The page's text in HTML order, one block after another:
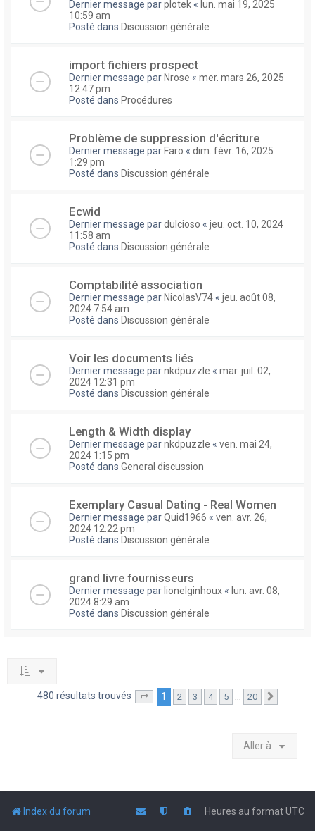
Dernier message parplotek « lun. mai 19, 2025
10:59 am
Posté dans Discussion générale
import fichiers prospect
Dernier message par Nrose « mer. mars 26, 2025
12:47 pm
Posté dans Procédures
Problème de suppression d'écriture
Dernier message par Faro « dim. févr. 16, 2025
1:29 pm
Posté dans Discussion générale
Ecwid
Dernier message pardulcioso « jeu. oct. 10, 2024
11:58 am
Posté dans Discussion générale
Comptabilité association
Dernier message par NicolasV74 « jeu. août 08,
2024 7:54 am
Posté dans Discussion générale
Voir les documents liés
Dernier message parnkdpuzzle « mar. juil. 02,
2024 12:31 pm
Posté dans Discussion générale
Length & Width display
Dernier message parnkdpuzzle « ven. mai 24,
2024 1:15 pm
Posté dans General discussion
Exemplary Сasual Dating - Real Women
Dernier message parQuid1966 « ven. avr. 26,
2024 12:22 pm
Posté dans Discussion générale
grand livre fournisseurs
Dernier message par lionelginhoux « lun. avr. 08,
2024 8:29 am
Posté dans Discussion générale
480 résultats trouvés Page sur20
1 2 3 4 5 … 20
Aller à
Index du forum Heures au formatUTC